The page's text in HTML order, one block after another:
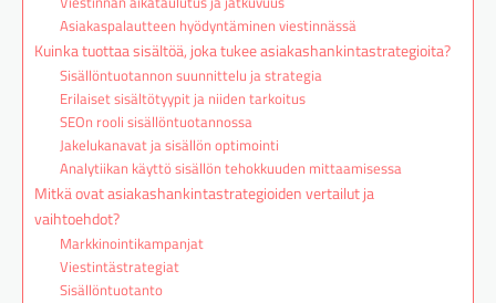
Asiakaspalautteen hyödyntäminen viestinnässä
Kuinka tuottaa sisältöä, joka tukee asiakashankintastrategioita?
Sisällöntuotannon suunnittelu ja strategia
Erilaiset sisältötyypit ja niiden tarkoitus
SEOn rooli sisällöntuotannossa
Jakelukanavat ja sisällön optimointi
Analytiikan käyttö sisällön tehokkuuden mittaamisessa
Mitkä ovat asiakashankintastrategioiden vertailut ja
vaihtoehdot?
Markkinointikampanjat
Viestintästrategiat
Sisällöntuotanto